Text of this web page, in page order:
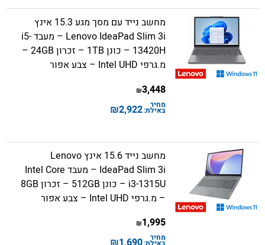
מחשב נייד עם מסך מגע 15.3 אינץ
Lenovo IdeaPad Slim 3i – מעבד i5-
13420H – כונן 1TB – זכרון 24GB –
מ.גרפי Intel UHD – צבע אפור
3,448
₪
מחיר
באילת:2,922
₪
מחשב נייד 15.6 אינץ Lenovo
IdeaPad Slim 3i – מעבד Intel Core
i3-1315U – כונן 512GB – זכרון 8GB
– מ.גרפי Intel UHD – צבע אפור
1,995
₪
מחיר